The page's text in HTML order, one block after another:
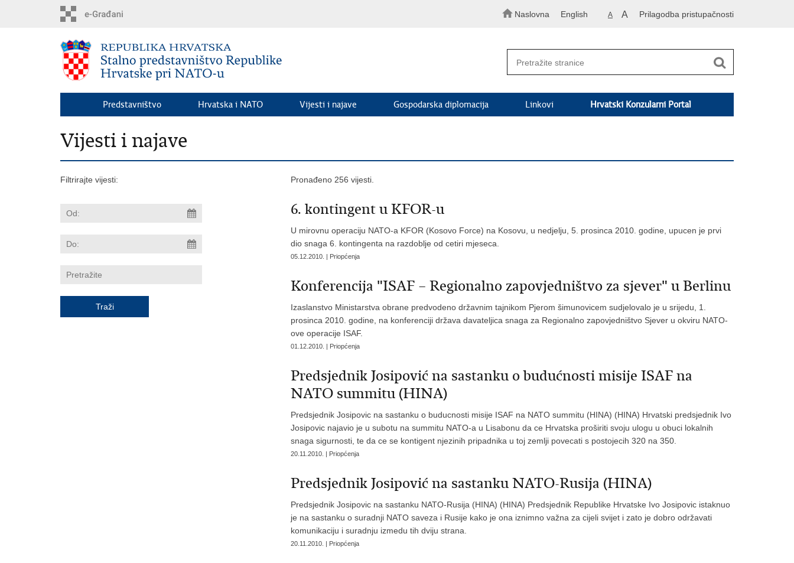
Naslovna English A A Prilagodba pristupačnosti
Predstavništvo Hrvatska i NATO Vijesti i najave Gospodarska diplomacija Linkovi Hrvatski Konzularni Portal
Vijesti i najave
Filtrirajte vijesti: Pronađeno 256 vijesti.
6. kontingent u KFOR-u
U mirovnu operaciju NATO-a KFOR (Kosovo Force) na Kosovu, u nedjelju, 5. prosinca 2010. godine, upucen je prvi
dio snaga 6. kontingenta na razdoblje od cetiri mjeseca.
05.12.2010. | Priopćenja
Konferencija "ISAF – Regionalno zapovjedništvo za sjever" u Berlinu
Izaslanstvo Ministarstva obrane predvodeno državnim tajnikom Pjerom šimunovicem sudjelovalo je u srijedu, 1.
prosinca 2010. godine, na konferenciji država davateljica snaga za Regionalno zapovjedništvo Sjever u okviru NATO-
ove operacije ISAF.
01.12.2010. | Priopćenja
Predsjednik Josipović na sastanku o budućnosti misije ISAF na
NATO summitu (HINA)
Predsjednik Josipovic na sastanku o buducnosti misije ISAF na NATO summitu (HINA) (HINA) Hrvatski predsjednik Ivo
Josipovic najavio je u subotu na summitu NATO-a u Lisabonu da ce Hrvatska proširiti svoju ulogu u obuci lokalnih
snaga sigurnosti, te da ce se kontigent njezinih pripadnika u toj zemlji povecati s postojecih 320 na 350.
20.11.2010. | Priopćenja
Predsjednik Josipović na sastanku NATO-Rusija (HINA)
Predsjednik Josipovic na sastanku NATO-Rusija (HINA) (HINA) Predsjednik Republike Hrvatske Ivo Josipovic istaknuo
je na sastanku o suradnji NATO saveza i Rusije kako je ona iznimno važna za cijeli svijet i zato je dobro održavati
komunikaciju i suradnju izmedu tih dviju strana.
20.11.2010. | Priopćenja